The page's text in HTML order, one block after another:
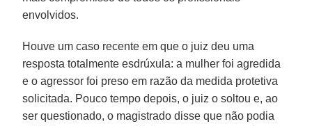
envolvidos.
Houve um caso recente em que o juiz deu uma
resposta totalmente esdrúxula: a mulher foi agredida
e o agressor foi preso em razão da medida protetiva
solicitada. Pouco tempo depois, o juiz o soltou e, ao
ser questionado, o magistrado disse que não podia